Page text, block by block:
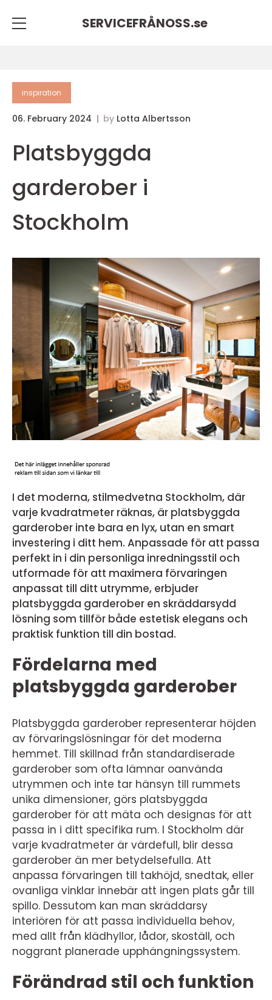
SERVICEFRÅNOSS.se
inspiration
06. February 2024 by Lotta Albertsson
Platsbyggda
garderober i
Stockholm
I det moderna, stilmedvetna Stockholm, där
varje kvadratmeter räknas, är platsbyggda
garderober inte bara en lyx, utan en smart
investering i ditt hem. Anpassade för att passa
perfekt in i din personliga inredningsstil och
utformade för att maximera förvaringen
anpassat till ditt utrymme, erbjuder
platsbyggda garderober en skräddarsydd
lösning som tillför både estetisk elegans och
praktisk funktion till din bostad.
Fördelarna med
platsbyggda garderober
Platsbyggda garderober representerar höjden
av förvaringslösningar för det moderna
hemmet. Till skillnad från standardiserade
garderober som ofta lämnar oanvända
utrymmen och inte tar hänsyn till rummets
unika dimensioner, görs platsbyggda
garderober för att mäta och designas för att
passa in i ditt specifika rum. I Stockholm där
varje kvadratmeter är värdefull, blir dessa
garderober än mer betydelsefulla. Att
anpassa förvaringen till takhöjd, snedtak, eller
ovanliga vinklar innebär att ingen plats går till
spillo. Dessutom kan man skräddarsy
interiören för att passa individuella behov,
med allt från klädhyllor, lådor, skoställ, och
noggrant planerade upphängningssystem.
Förändrad stil och funktion